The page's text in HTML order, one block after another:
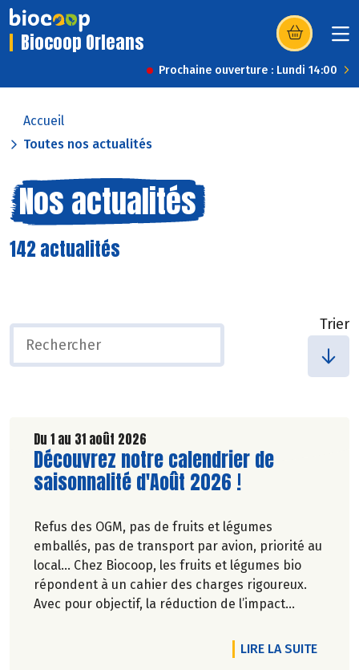
Biocoop Orleans (s’ouvre dans
Prochaine ouverture : Lundi 14:00
Accueil
Toutes nos actualités
Nos actualités
142 actualités
Trier
Du 1 au 31 août 2026
Lire la suite de l'article
Découvrez notre calendrier de
saisonnalité d'Août 2026 !
Refus des OGM, pas de fruits et légumes
emballés, pas de transport par avion, priorité au
local… Chez Biocoop, les fruits et légumes bio
répondent à un cahier des charges rigoureux.
Avec pour objectif, la réduction de l’impact
l’environnement. Parce que manger des produits
de qualité rime avec respect de la saisonnalité,
LIRE LA SUITEDE